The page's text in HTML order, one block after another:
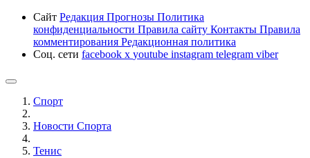
Сайт Редакция Прогнозы Политика
конфиденциальности Правила сайту Контакты Правила
комментирования Редакционная политика
Соц. сети facebook x youtube instagram telegram viber
Спорт
Новости Cпорта
Тенис